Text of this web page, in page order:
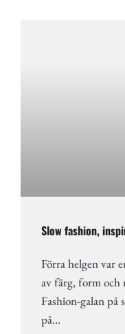
Slow fashion,
Förra helgen var
av färg, form och
Fashion-galan på
på…